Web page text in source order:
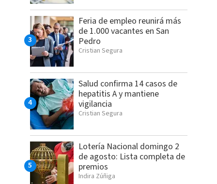
Feria de empleo reunirá más
de 1.000 vacantes en San
Pedro
Cristian Segura
Salud confirma 14 casos de
hepatitis A y mantiene
vigilancia
Cristian Segura
Lotería Nacional domingo 2
de agosto: Lista completa de
premios
Indira Zúñiga